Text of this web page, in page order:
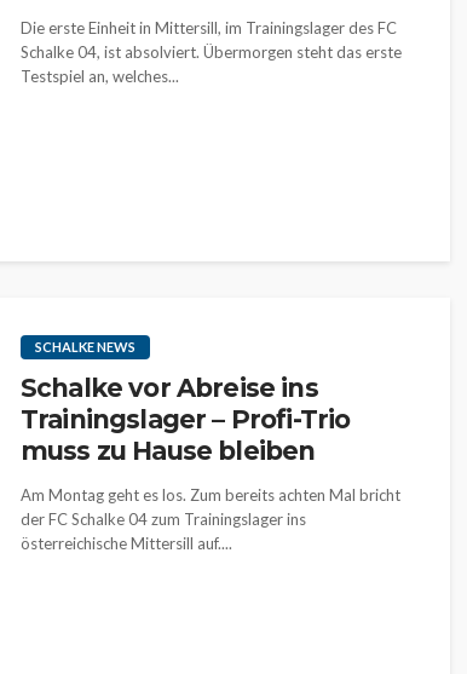
Die erste Einheit in Mittersill, im Trainingslager des FC
Schalke 04, ist absolviert. Übermorgen steht das erste
Testspiel an, welches...
SCHALKE NEWS
Schalke vor Abreise ins
Trainingslager – Profi-Trio
muss zu Hause bleiben
Am Montag geht es los. Zum bereits achten Mal bricht
der FC Schalke 04 zum Trainingslager ins
österreichische Mittersill auf....